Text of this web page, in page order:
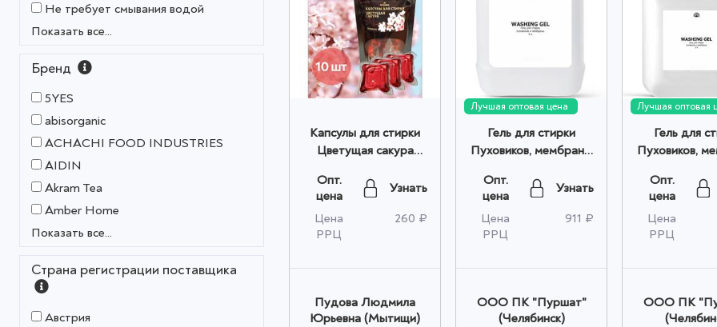
Не требует смывания водой
Показать все...
Бренд
5YES
abisorganic
ACHACHI FOOD INDUSTRIES
AIDIN
Akram Tea
Amber Home
Показать все...
Страна регистрации поставщика
Австрия
Капсулы для стирки
Цветущая сакура
Опт.
цена
Узнать
Цена
РРЦ
260 ₽
Пудова Людмила
Юрьевна (Мытищи)
Лучшая оптовая цена
Гель для стирки
Пуховиков, мембраны
Пуршат (Purshat) 5 л
оптом
Опт.
цена
Узнать
Цена
РРЦ
911 ₽
ООО ПК "Пуршат"
(Челябинск)
Лучшая оптовая
Гель для
Пуховиков,
2800+200
подарок
(Purshat) 3 л
Опт.
цена
Цена
РРЦ
ООО ПК